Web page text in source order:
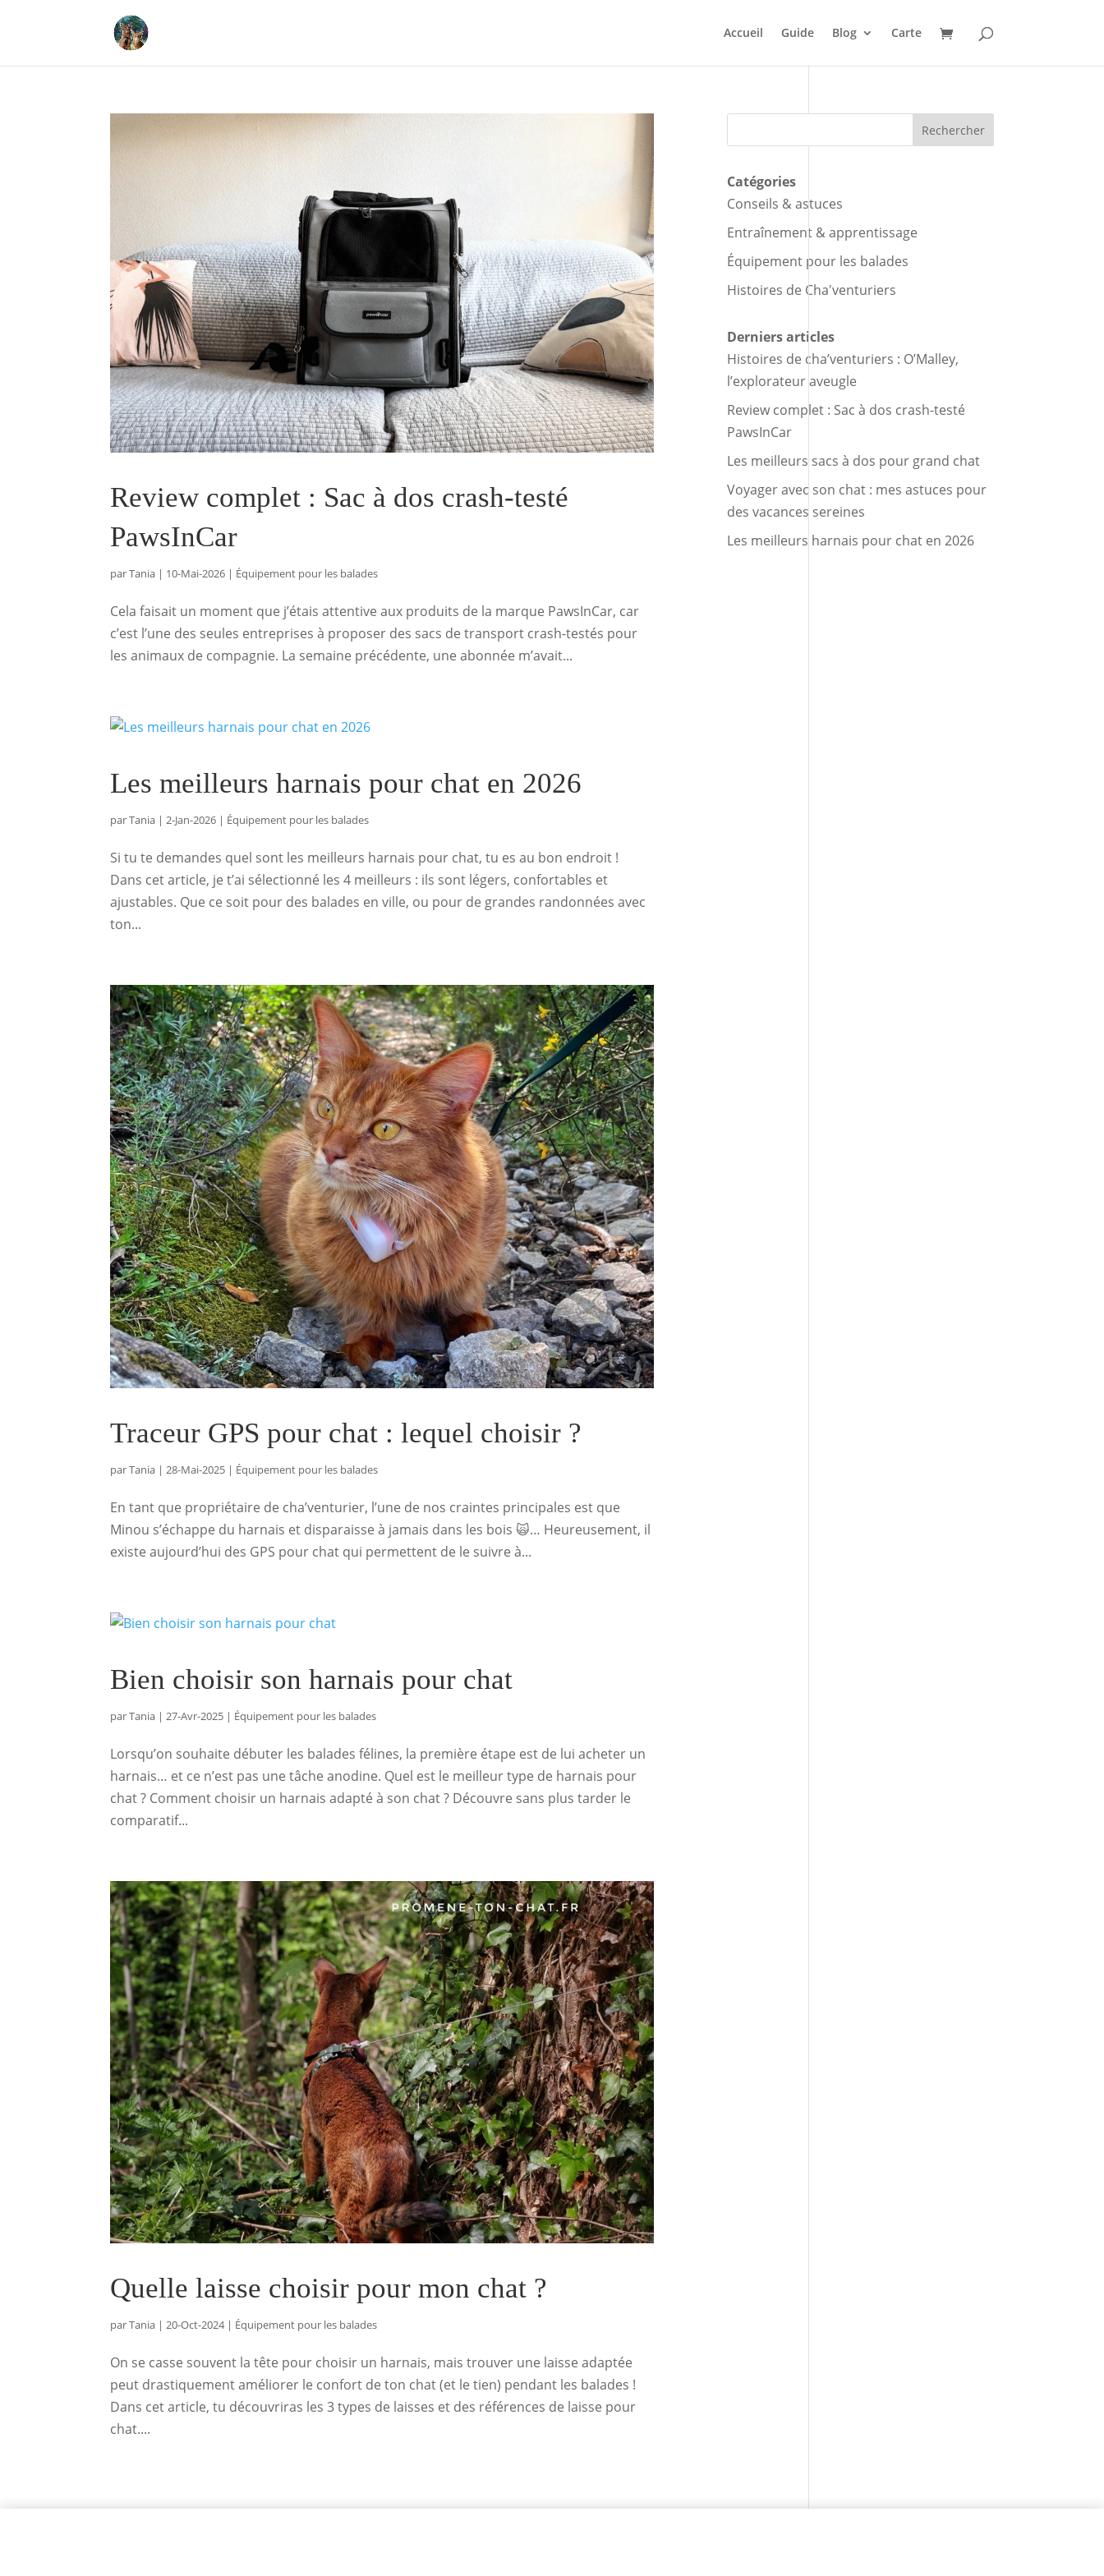
Accueil Guide Blog Carte
Review complet : Sac à dos crash-testé
PawsInCar
parTania | 10-Mai-2026 | Équipement pour les balades
Cela faisait un moment que j’étais attentive aux produits de la marque PawsInCar, car
c’est l’une des seules entreprises à proposer des sacs de transport crash-testés pour
les animaux de compagnie. La semaine précédente, une abonnée m’avait...
Les meilleurs harnais pour chat en 2026
parTania |2-Jan-2026 | Équipement pour les balades
Si tu te demandes quel sont les meilleurs harnais pour chat, tu es au bon endroit !
Dans cet article, je t’ai sélectionné les 4 meilleurs : ils sont légers, confortables et
ajustables. Que ce soit pour des balades en ville, ou pour de grandes randonnées avec
ton...
Traceur GPS pour chat : lequel choisir ?
parTania |28-Mai-2025 | Équipement pour les balades
En tant que propriétaire de cha’venturier, l’une de nos craintes principales est que
Minou s’échappe du harnais et disparaisse à jamais dans les bois 🙀… Heureusement, il
existe aujourd’hui des GPS pour chat qui permettent de le suivre à...
Bien choisir son harnais pour chat
parTania |27-Avr-2025 | Équipement pour les balades
Lorsqu’on souhaite débuter les balades félines, la première étape est de lui acheter un
harnais… et ce n’est pas une tâche anodine. Quel est le meilleur type de harnais pour
chat ? Comment choisir un harnais adapté à son chat ? Découvre sans plus tarder le
comparatif...
Quelle laisse choisir pour mon chat ?
parTania |20-Oct-2024| Équipement pour les balades
On se casse souvent la tête pour choisir un harnais, mais trouver une laisse adaptée
peut drastiquement améliorer le confort de ton chat (et le tien) pendant les balades !
Dans cet article, tu découvriras les 3 types de laisses et des références de laisse pour
chat....
Rechercher
Catégories
Conseils & astuces
Entraînement & apprentissage
Équipement pour les balades
Histoires de Cha'venturiers
Derniers articles
Histoires de cha’venturiers : O’Malley,
l’explorateur aveugle
Review complet : Sac à dos crash-testé
PawsInCar
Les meilleurs sacs à dos pour grand chat
Voyager avec son chat : mes astuces pour
des vacances sereines
Les meilleurs harnais pour chat en 2026